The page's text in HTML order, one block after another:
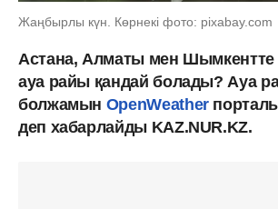
Жаңбырлы күн. Көрнекі фото: pixabay.com
Астана, Алматы мен
ауа райы қандай болады? Ауа
болжамын OpenWeather
деп хабарлайды KAZ.NUR.KZ.